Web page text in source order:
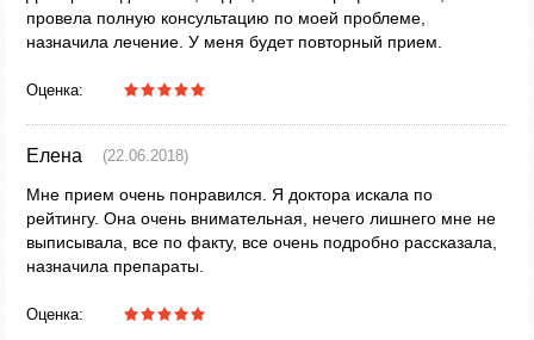
провела полную консультацию по моей проблеме,
назначила лечение. У меня будет повторный прием.
Оценка:
Елена (22.06.2018)
Мне прием очень понравился. Я доктора искала по
рейтингу. Она очень внимательная, нечего лишнего мне не
выписывала, все по факту, все очень подробно рассказала,
назначила препараты.
Оценка: